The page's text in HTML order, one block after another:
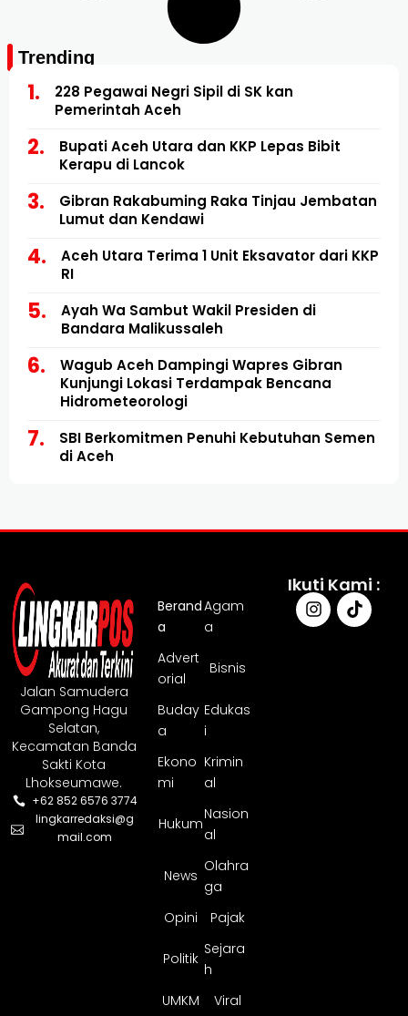
Trending
228 Pegawai Negri Sipil di SK kan
Pemerintah Aceh
Bupati Aceh Utara dan KKP Lepas Bibit
Kerapu di Lancok
Gibran Rakabuming Raka Tinjau Jembatan
Lumut dan Kendawi
Aceh Utara Terima 1 Unit Eksavator dari KKP
RI
Ayah Wa Sambut Wakil Presiden di
Bandara Malikussaleh
Wagub Aceh Dampingi Wapres Gibran
Kunjungi Lokasi Terdampak Bencana
Hidrometeorologi
SBI Berkomitmen Penuhi Kebutuhan Semen
di Aceh
Jalan Samudera
Gampong Hagu
Selatan,
Kecamatan Banda
Sakti Kota
Lhokseumawe.
+62 852 6576 3774
lingkarredaksi@g
mail.com
Berand
a
Agam
a
Advert
orial
Bisnis
Buday
a
Edukas
i
Ekono
mi
Krimin
al
Hukum
Nasion
al
News
Olahra
ga
Opini
Pajak
Politik
Sejara
h
UMKM
Viral
Ikuti Kami :